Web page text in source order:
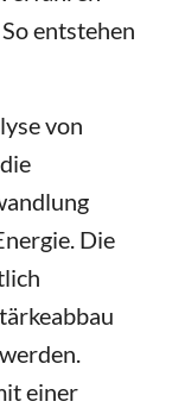
entstehen
von
Die
einer